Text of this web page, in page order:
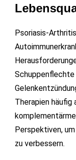
Psoriasis-
Therapien häufig
Perspektiven,
zu verbessern.